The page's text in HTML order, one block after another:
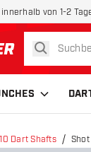
innerhalb von 1-2
suchen
Dart Shafts